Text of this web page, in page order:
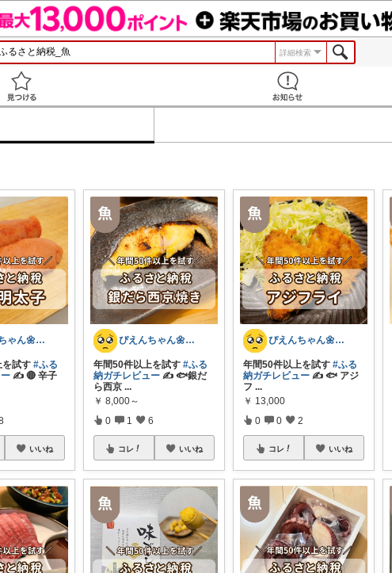
詳細検索
ぴえんちゃん🌼爆買い比較ママ
を試す#ふる
✍️ 🔴 辛子
いいね
ぴえんちゃん🌼爆買い比較ママ
年間50件以上を試す#ふる
納ガチレビュー ✍️ 🐟銀だ
ら西京 ...
￥ 8,000～
0 1 6
コレ いいね
ぴえんちゃん🌼爆買い比較ママ
年間50件以上を試す#ふる
納ガチレビュー ✍️ 🐟️ アジ
フ ...
￥ 13,000
0 0 2
コレ いいね